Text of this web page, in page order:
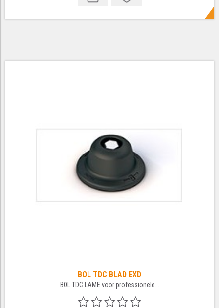
BOL TDC BLAD EXD
BOL TDC LAME voor professionele...